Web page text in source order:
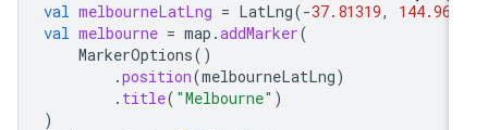
val melbourneLatLng = LatLng(- 37.81319 ,
val melbourne = map.addMarker
MarkerOptions
.position(melbourneLatLng
.title("Melbourne"